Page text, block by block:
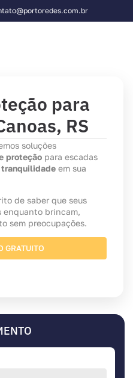
para
RS
soluções
proteção para escadas
tranquilidade em sua
de saber que seus
enquanto brincam,
sem preocupações.
GRATUITO